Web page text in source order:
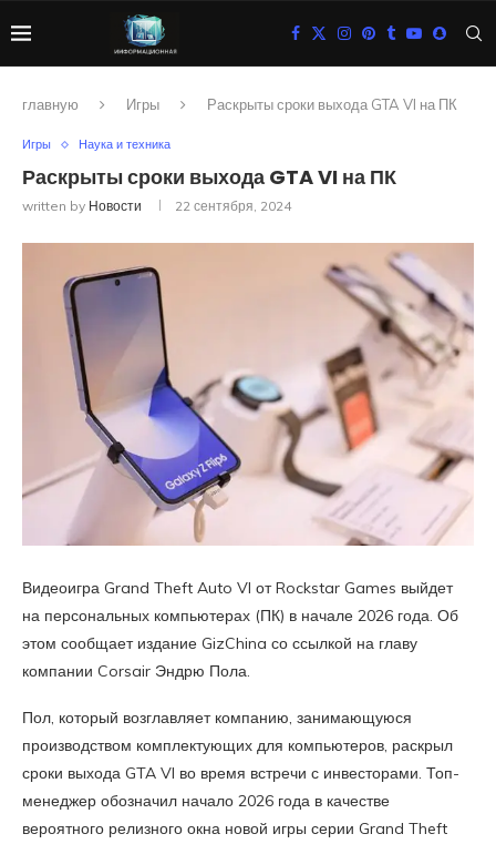
главную Игры Раскрыты сроки выхода GTA VI на ПК
Игры Наука и техника
Раскрыты сроки выхода GTA VI на ПК
written by Новости 22 сентября, 2024
Видеоигра Grand Theft Auto VI от Rockstar Games выйдет
на персональных компьютерах (ПК) в начале 2026 года. Об
этом сообщает издание GizChina со ссылкой на главу
компании Corsair Эндрю Пола.
Пол, который возглавляет компанию, занимающуюся
производством комплектующих для компьютеров, раскрыл
сроки выхода GTA VI во время встречи с инвесторами. Топ-
менеджер обозначил начало 2026 года в качестве
вероятного релизного окна новой игры серии Grand Theft